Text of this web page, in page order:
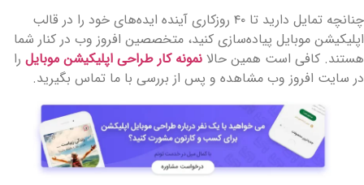
چنانچه تمایل دارید تا ۴۰ روزکاری آینده ایده‌های خود را در قالب
اپلیکیشن موبایل پیاده‌سازی کنید، متخصصین افروز وب در کنار شما
هستند. کافی است همین حالا نمونه کار طراحی اپلیکیشن موبایل را
در سایت افروز وب مشاهده و پس از بررسی با ما تماس بگیرید.